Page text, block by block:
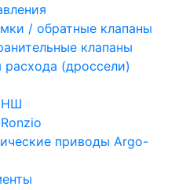
/ обратные клапаны
клапаны
расхода (дроссели)
НШ
приводы Argo-